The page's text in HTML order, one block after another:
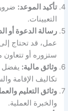
تأكيد الموعد:
التعيينات.
رسالة الدعوة أو
عمل، قد تحتاج
ستزوره أو تتعاون
وثائق مالية: يفضل
تكاليف الإقامة
وثائق التعليم
والخبرة العملية.